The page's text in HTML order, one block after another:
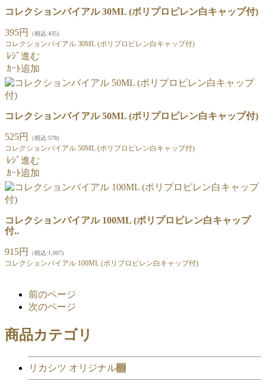
コレクションバイアル 30ML (ポリプロピレン白キャップ付)
395円 （税込:435)
コレクションバイアル 30ML (ポリプロピレン白キャップ付)
ﾚｼﾞ進む
ｶｰﾄ追加
コレクションバイアル 50ML (ポリプロピレン白キャップ付)
525円 （税込:578)
コレクションバイアル 50ML (ポリプロピレン白キャップ付)
ﾚｼﾞ進む
ｶｰﾄ追加
コレクションバイアル 100ML (ポリプロピレン白キャップ
付..
915円 （税込:1,007)
コレクションバイアル 100ML (ポリプロピレン白キャップ付)
前のページ
次のページ
商品カテゴリ
リカシツ オリジナル89